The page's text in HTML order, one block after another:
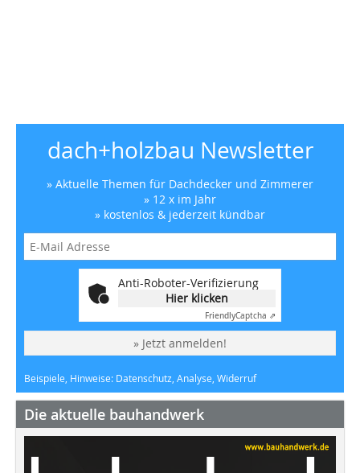
dach+holzbau Newsletter
» Aktuelle Themen für Dachdecker und Zimmerer
» 12 x im Jahr
» kostenlos & jederzeit kündbar
Anti-Roboter-Verifizierung
Hier klicken
FriendlyCaptcha ⇗
» Jetzt anmelden!
Beispiele, Hinweise: Datenschutz, Analyse, Widerruf
Die aktuelle bauhandwerk